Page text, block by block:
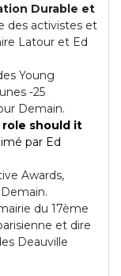
Durable et
des activistes et
Latour et Ed
Young
-25
Demain.
role should it
par Ed
Awards,
du 17ème
et dire
Deauville